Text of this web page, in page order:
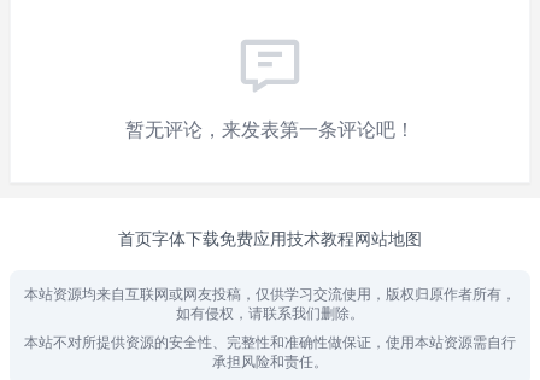
暂无评论，来发表第一条评论吧！
首页字体下载免费应用技术教程网站地图
本站资源均来自互联网或网友投稿，仅供学习交流使用，版权归原作者所有，
如有侵权，请联系我们删除。
本站不对所提供资源的安全性、完整性和准确性做保证，使用本站资源需自行
承担风险和责任。